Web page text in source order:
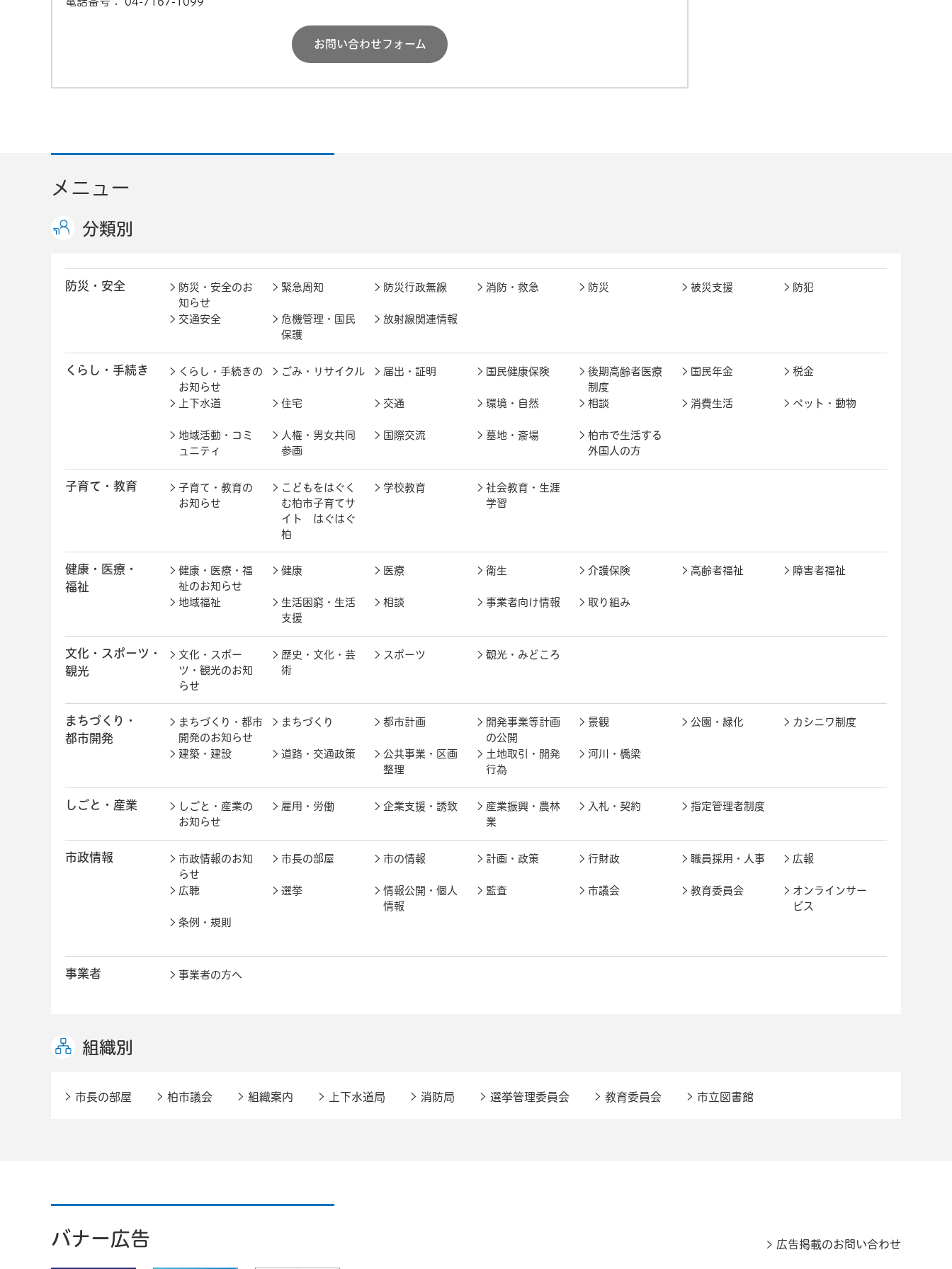
お問い合わせフォーム
メニュー
分類別
防災・安全
防災・安全のお
知らせ
緊急周知 防災行政無線 消防・救急 防災 被災支援 防犯
交通安全
危機管理・国民
保護
放射線関連情報
くらし・手続き
くらし・手続きの
お知らせ
ごみ・リサイクル 届出・証明 国民健康保険
後期高齢者医療
制度
国民年金 税金
上下水道 住宅 交通 環境・自然 相談 消費生活 ペット・動物
地域活動・コミ
ュニティ
人権・男女共同
参画
国際交流 墓地・斎場
柏市で生活する
外国人の方
子育て・教育
子育て・教育の
お知らせ
こどもをはぐく
む柏市子育てサ
イト はぐはぐ
柏
学校教育
社会教育・生涯
学習
健康・医療・
福祉
健康・医療・福
祉のお知らせ
健康 医療 衛生 介護保険 高齢者福祉 障害者福祉
地域福祉
生活困窮・生活
支援
相談 事業者向け情報 取り組み
文化・スポーツ・
観光
文化・スポー
ツ・観光のお知
らせ
歴史・文化・芸
術
スポーツ 観光・みどころ
まちづくり・
都市開発
まちづくり・都市
開発のお知らせ
まちづくり 都市計画
開発事業等計画
の公開
景観 公園・緑化 カシニワ制度
建築・建設 道路・交通政策
公共事業・区画
整理
土地取引・開発
行為
河川・橋梁
しごと・産業
しごと・産業の
お知らせ
雇用・労働 企業支援・誘致
産業振興・農林
業
入札・契約 指定管理者制度
市政情報
市政情報のお知
らせ
市長の部屋 市の情報 計画・政策 行財政 職員採用・人事 広報
広聴 選挙
情報公開・個人
情報
監査 市議会 教育委員会
オンラインサー
ビス
条例・規則
事業者 事業者の方へ
組織別
市長の部屋 柏市議会 組織案内 上下水道局 消防局 選挙管理委員会 教育委員会 市立図書館
バナー広告 広告掲載のお問い合わせ